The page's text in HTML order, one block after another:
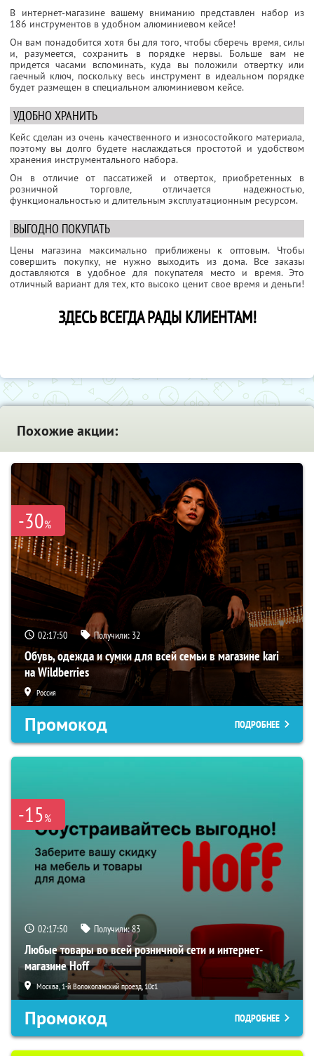
В интернет-магазине вашему вниманию представлен набор из
186 инструментов в удобном алюминиевом кейсе!
Он вам понадобится хотя бы для того, чтобы сберечь время, силы
и, разумеется, сохранить в порядке нервы. Больше вам не
придется часами вспоминать, куда вы положили отвертку или
гаечный ключ, поскольку весь инструмент в идеальном порядке
будет размещен в специальном алюминиевом кейсе.
УДОБНО ХРАНИТЬ
Кейс сделан из очень качественного и износостойкого материала,
поэтому вы долго будете наслаждаться простотой и удобством
хранения инструментального набора.
Он в отличие от пассатижей и отверток, приобретенных в
розничной торговле, отличается надежностью,
функциональностью и длительным эксплуатационным ресурсом.
ВЫГОДНО ПОКУПАТЬ
Цены магазина максимально приближены к оптовым. Чтобы
совершить покупку, не нужно выходить из дома. Все заказы
доставляются в удобное для покупателя место и время. Это
отличный вариант для тех, кто высоко ценит свое время и деньги!
ЗДЕСЬ ВСЕГДА РАДЫ КЛИЕНТАМ!
Похожие акции:
-30%
02:17:49 Получили: 32
Обувь, одежда и сумки для всей семьи в магазине kari
на Wildberries
Россия
Промокод ПОДРОБНЕЕ
-15%
02:17:49 Получили:83
Любые товары во всей розничной сети и интернет-
магазине Hoff
Москва, 1-й Волоколамский проезд, 10с1
Промокод ПОДРОБНЕЕ